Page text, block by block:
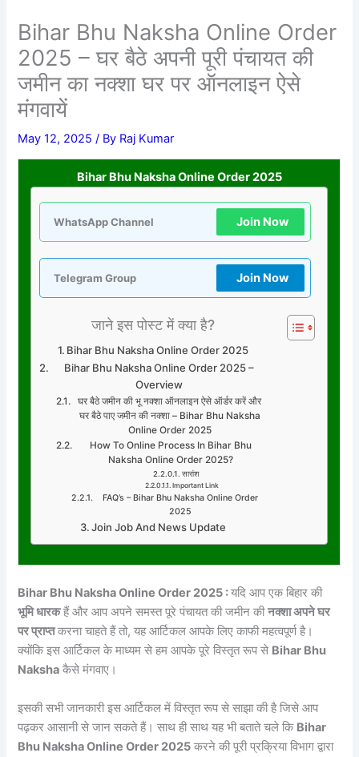
Bihar Bhu Naksha Online Order
2025 – घर बैठे अपनी पूरी पंचायत की
जमीन का नक्शा घर पर ऑनलाइन ऐसे
मंगवायें
May 12, 2025/ By Raj Kumar
Bihar Bhu Naksha Online Order 2025
WhatsApp Channel Join Now
Telegram Group Join Now
जाने इस पोस्ट में क्या है?
Bihar Bhu Naksha Online Order 2025
Bihar Bhu Naksha Online Order 2025 –
Overview
घर बैठे जमीन की भू नक्शा ऑनलाइन ऐसे ऑर्डर करें और
घर बैठे पाए जमीन की नक्शा – Bihar Bhu Naksha
Online Order 2025
How To Online Process In Bihar Bhu
Naksha Online Order 2025?
सारांश
Important Link
FAQ’s – Bihar Bhu Naksha Online Order
2025
Join Job And News Update
Bihar Bhu Naksha Online Order 2025 :यदि आप एक बिहार की
भूमि धारकहैं और आप अपने समस्त पूरे पंचायत की जमीन कीनक्शा अपने घर
पर प्राप्तकरना चाहते हैं तो, यह आर्टिकल आपके लिए काफी महत्वपूर्ण है।
क्योंकि इस आर्टिकल के माध्यम से हम आपके पूरे विस्तृत रूप से Bihar Bhu
Naksha कैसे मंगवाए।
इसकी सभी जानकारी इस आर्टिकल में विस्तृत रूप से साझा की है जिसे आप
पढ़कर आसानी से जान सकते हैं। साथ ही साथ यह भी बताते चले कि Bihar
Bhu Naksha Online Order 2025 करने की पूरी प्रक्रिया विभाग द्वारा